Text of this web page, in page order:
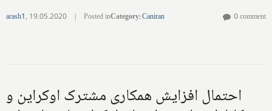
arash1, 19.05.2020 | Posted inCategory:Caniran 0 comment
احتمال افزایش همکاری مشترک اوکراین و